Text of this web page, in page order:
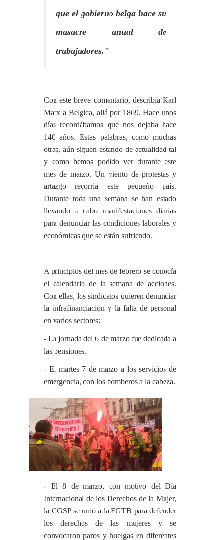
que el gobierno belga hace su
masacre anual de
trabajadores."
Con este breve comentario, describia Karl
Marx a Belgica, allá por 1869. Hace unos
días recordábamos que nos dejaba hace
140 años. Estas palabras, como muchas
otras, aún siguen estando de actualidad tal
y como hemos podido ver durante este
mes de marzo. Un viento de protestas y
artazgo recorría este pequeño país.
Durante toda una semana se han estado
llevando a cabo manifestaciones diarias
para denunciar las condiciones laborales y
económicas que se están sufriendo.
A principios del mes de febrero se conocía
el calendario de la semana de acciones.
Con ellas, los sindicatos quieren denunciar
la infrafinanciación y la falta de personal
en varios sectores:
- La jornada del 6 de marzo fue dedicada a
las pensiones.
- El martes 7 de marzo a los servicios de
emergencia, con los bomberos a la cabeza.
- El 8 de marzo, con motivo del Día
Internacional de los Derechos de la Mujer,
la CGSP se unió a la FGTB para defender
los derechos de las mujeres y se
convocaron paros y huelgas en diferentes